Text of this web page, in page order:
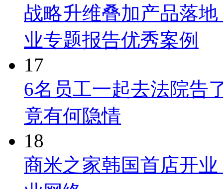
战略升维叠加产品落
业专题报告优秀案例
17
6名员工一起去法院告
竟有何隐情
18
商米之家韩国首店开